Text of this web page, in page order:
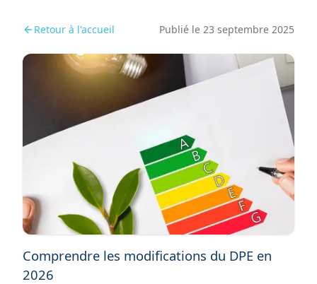
Retour à l'accueil Publié le 23 septembre 2025
Comprendre les modifications du DPE en
2026